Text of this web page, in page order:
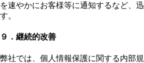
を速やかにお客様等に通知するなど、
す。
９．継続的改善
弊社では、個人情報保護に関する内部